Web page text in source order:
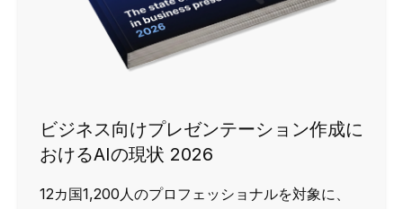
ビジネス向けプレゼンテーション作成に
おけるAIの現状 2026
12カ国1,200人のプロフェッショナルを対象に、